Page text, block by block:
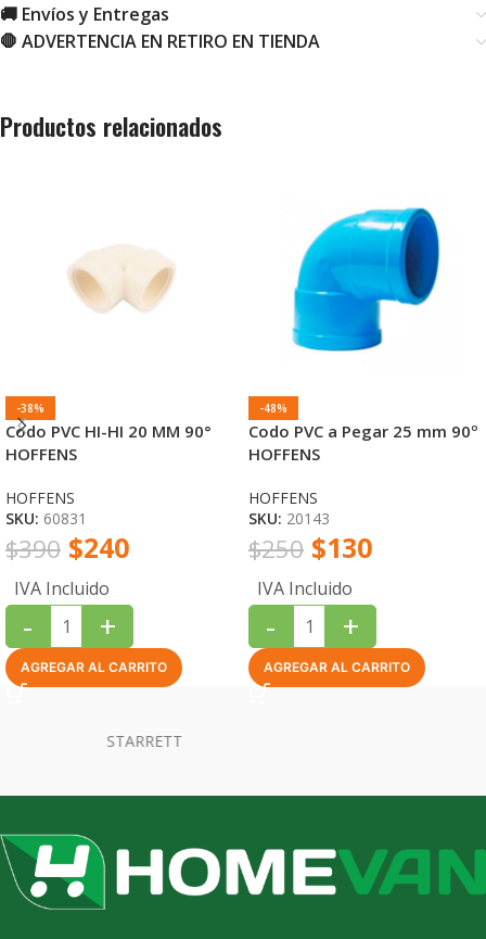
🚚 Envíos y Entregas
🛑 ADVERTENCIA EN RETIRO EN TIENDA
Productos relacionados
-38%
Codo PVC HI-HI 20 MM 90°
HOFFENS
HOFFENS
SKU: 60831
$390 $240
IVA Incluido
- +
AGREGAR AL CARRITO
-48%
Codo PVC a Pegar 25 mm 90º
HOFFENS
HOFFENS
SKU: 20143
$250 $130
IVA Incluido
- +
AGREGAR AL CARRITO